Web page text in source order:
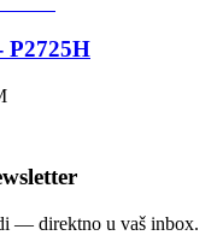
P2725H
— direktno u vaš inbox.